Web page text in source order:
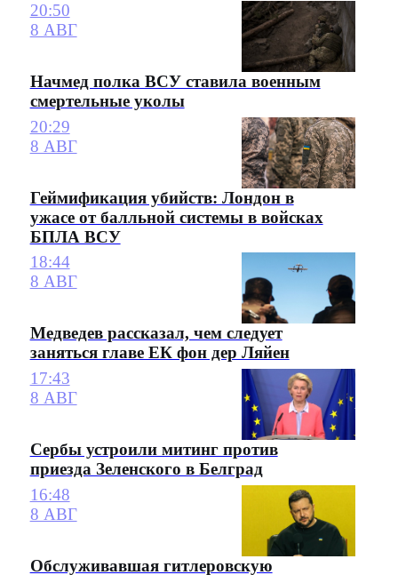
20:50
8 АВГ
Начмед полка ВСУ ставила военным
смертельные уколы
20:29
8 АВГ
Геймификация убийств: Лондон в
ужасе от балльной системы в войсках
БПЛА ВСУ
18:44
8 АВГ
Медведев рассказал, чем следует
заняться главе ЕК фон дер Ляйен
17:43
8 АВГ
Сербы устроили митинг против
приезда Зеленского в Белград
16:48
8 АВГ
Обслуживавшая гитлеровскую